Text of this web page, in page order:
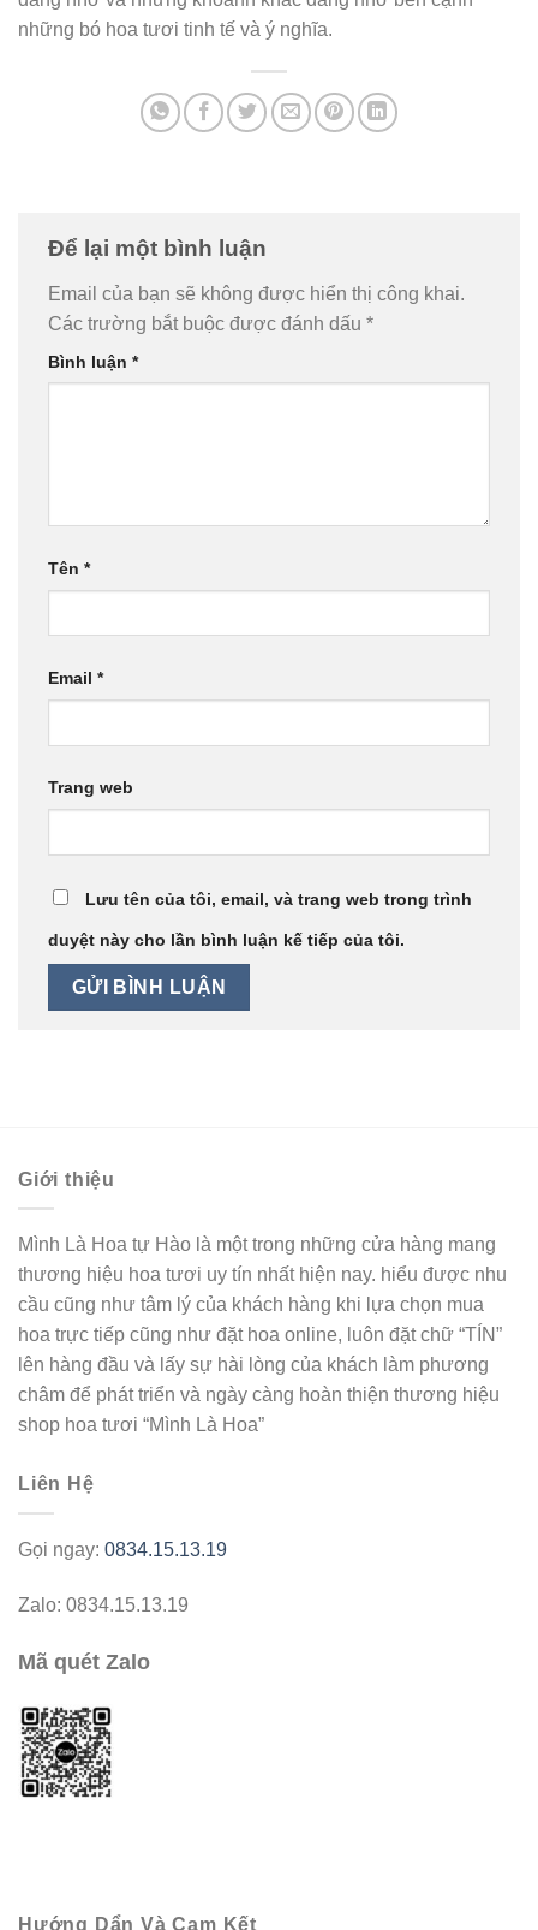
những bó hoa tươi tinh tế và ý nghĩa.
Để lại một bình luận
Email của bạn sẽ không được hiển thị công khai.
Các trường bắt buộc được đánh dấu *
Bình luận *
Tên *
Email *
Trang web
Lưu tên của tôi, email, và trang web trong trình
duyệt này cho lần bình luận kế tiếp của tôi.
Giới thiệu
Mình Là Hoa tự Hào là một trong những cửa hàng mang
thương hiệu hoa tươi uy tín nhất hiện nay. hiểu được nhu
cầu cũng như tâm lý của khách hàng khi lựa chọn mua
hoa trực tiếp cũng như đặt hoa online, luôn đặt chữ “TÍN”
lên hàng đầu và lấy sự hài lòng của khách làm phương
châm để phát triển và ngày càng hoàn thiện thương hiệu
shop hoa tươi “Mình Là Hoa”
Liên Hệ
Gọi ngay: 0834.15.13.19
Zalo: 0834.15.13.19
Mã quét Zalo
Hướng Dẩn Và Cam Kết